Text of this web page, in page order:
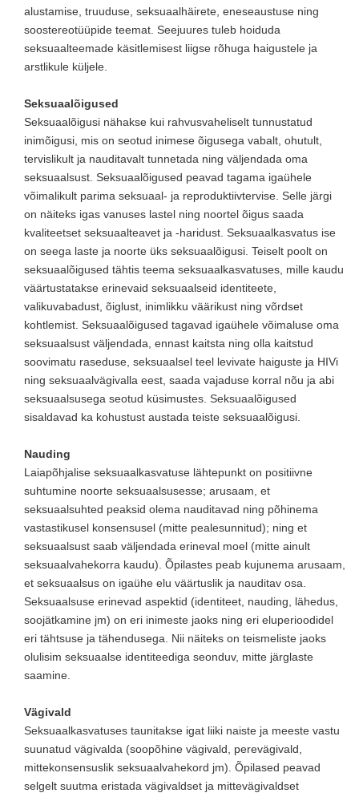
alustamise, truuduse, seksuaalhäirete, eneseaustuse ning
soostereotüüpide teemat. Seejuures tuleb hoiduda
seksuaalteemade käsitlemisest liigse rõhuga haigustele ja
arstlikule küljele.
Seksuaalõigused
Seksuaalõigusi nähakse kui rahvusvaheliselt tunnustatud
inimõigusi, mis on seotud inimese õigusega vabalt, ohutult,
tervislikult ja nauditavalt tunnetada ning väljendada oma
seksuaalsust. Seksuaalõigused peavad tagama igaühele
võimalikult parima seksuaal- ja reproduktiivtervise. Selle järgi
on näiteks igas vanuses lastel ning noortel õigus saada
kvaliteetset seksuaalteavet ja -haridust. Seksuaalkasvatus ise
on seega laste ja noorte üks seksuaalõigusi. Teiselt poolt on
seksuaalõigused tähtis teema seksuaalkasvatuses, mille kaudu
väärtustatakse erinevaid seksuaalseid identiteete,
valikuvabadust, õiglust, inimlikku väärikust ning võrdset
kohtlemist. Seksuaalõigused tagavad igaühele võimaluse oma
seksuaalsust väljendada, ennast kaitsta ning olla kaitstud
soovimatu raseduse, seksuaalsel teel levivate haiguste ja HIVi
ning seksuaalvägivalla eest, saada vajaduse korral nõu ja abi
seksuaalsusega seotud küsimustes. Seksuaalõigused
sisaldavad ka kohustust austada teiste seksuaalõigusi.
Nauding
Laiapõhjalise seksuaalkasvatuse lähtepunkt on positiivne
suhtumine noorte seksuaalsusesse; arusaam, et
seksuaalsuhted peaksid olema nauditavad ning põhinema
vastastikusel konsensusel (mitte pealesunnitud); ning et
seksuaalsust saab väljendada erineval moel (mitte ainult
seksuaalvahekorra kaudu). Õpilastes peab kujunema arusaam,
et seksuaalsus on igaühe elu väärtuslik ja nauditav osa.
Seksuaalsuse erinevad aspektid (identiteet, nauding, lähedus,
soojätkamine jm) on eri inimeste jaoks ning eri eluperioodidel
eri tähtsuse ja tähendusega. Nii näiteks on teismeliste jaoks
olulisim seksuaalse identiteediga seonduv, mitte järglaste
saamine.
Vägivald
Seksuaalkasvatuses taunitakse igat liiki naiste ja meeste vastu
suunatud vägivalda (soopõhine vägivald, perevägivald,
mittekonsensuslik seksuaalvahekord jm). Õpilased peavad
selgelt suutma eristada vägivaldset ja mittevägivaldset